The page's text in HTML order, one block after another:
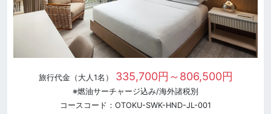
旅行代金（大人1名） 335,700円～806,500円
※燃油サーチャージ込み/海外諸税別
コースコード：OTOKU-SWK-HND-JL-001